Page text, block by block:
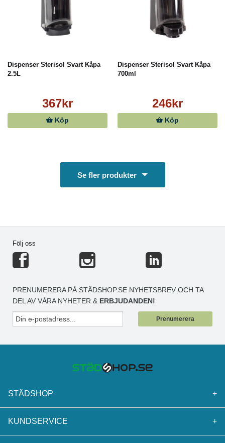
Dispenser Sterisol Svart Kåpa
2.5L
367kr
Köp
Dispenser Sterisol Svart Kåpa
700ml
246kr
Köp
Se fler produkter
Följ oss
PRENUMERERA PÅ STÄDSHOP.SE NYHETSBREV OCH TA
DEL AV VÅRA NYHETER & ERBJUDANDEN!
Prenumerera
STÄDSHOP +
KUNDSERVICE +